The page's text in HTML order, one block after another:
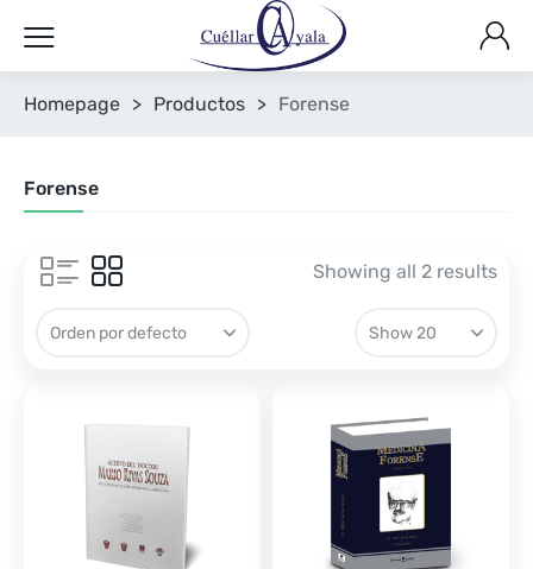
Homepage > Productos > Forense
Forense
Showing all 2 results